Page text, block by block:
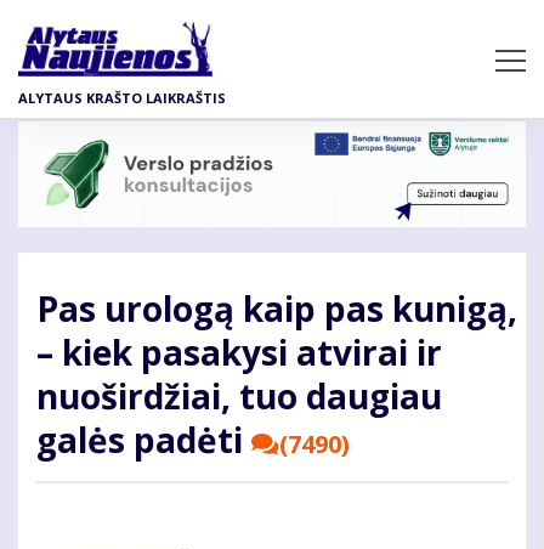
pagrindinį
turinį
ALYTAUS KRAŠTO LAIKRAŠTIS
Pas urologą kaip pas kunigą,
– kiek pasakysi atvirai ir
nuoširdžiai, tuo daugiau
galės padėti
(7490)